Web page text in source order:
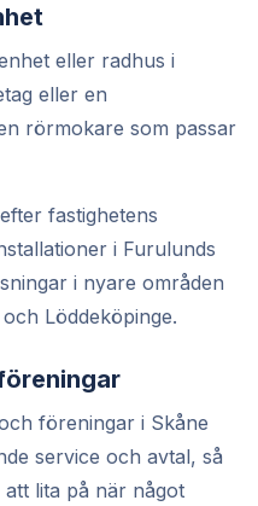
eller radhus i
eller en
rörmokare som passar
fastighetens
i Furulunds
i nyare områden
Löddeköpinge.
föreningar i Skåne
service och avtal, så
lita på när något